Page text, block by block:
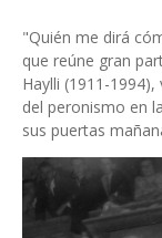
"Quién me dirá
que reúne gran
Haylli (1911-
del peronismo en
sus puertas